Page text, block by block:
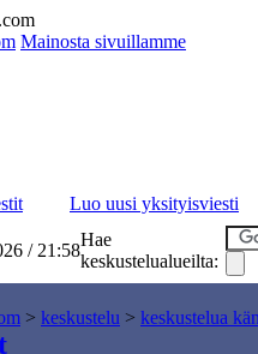
Mainosta sivuillamme
Luo uusi yksityisviesti
/ 21:58
Hae
keskustelualueilta:
> keskustelu > keskustelua